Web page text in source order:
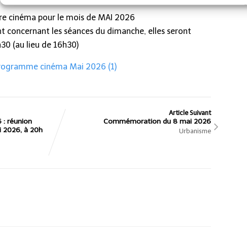
cinéma pour le mois de MAI 2026
concernant les séances du dimanche, elles seront
(au lieu de 16h30)
cinéma Mai 2026 (1)
: réunion
2026, à 20h
Article Suivant
Commémoration du 8 mai 2026
Urbanisme